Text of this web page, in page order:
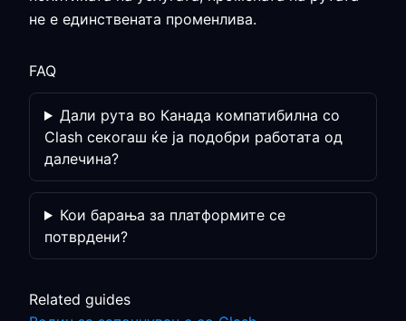
не е единствената променлива.
FAQ
Дали рута во Канада компатибилна со
Clash секогаш ќе ја подобри работата од
далечина?
Кои барања за платформите се
потврдени?
Related guides